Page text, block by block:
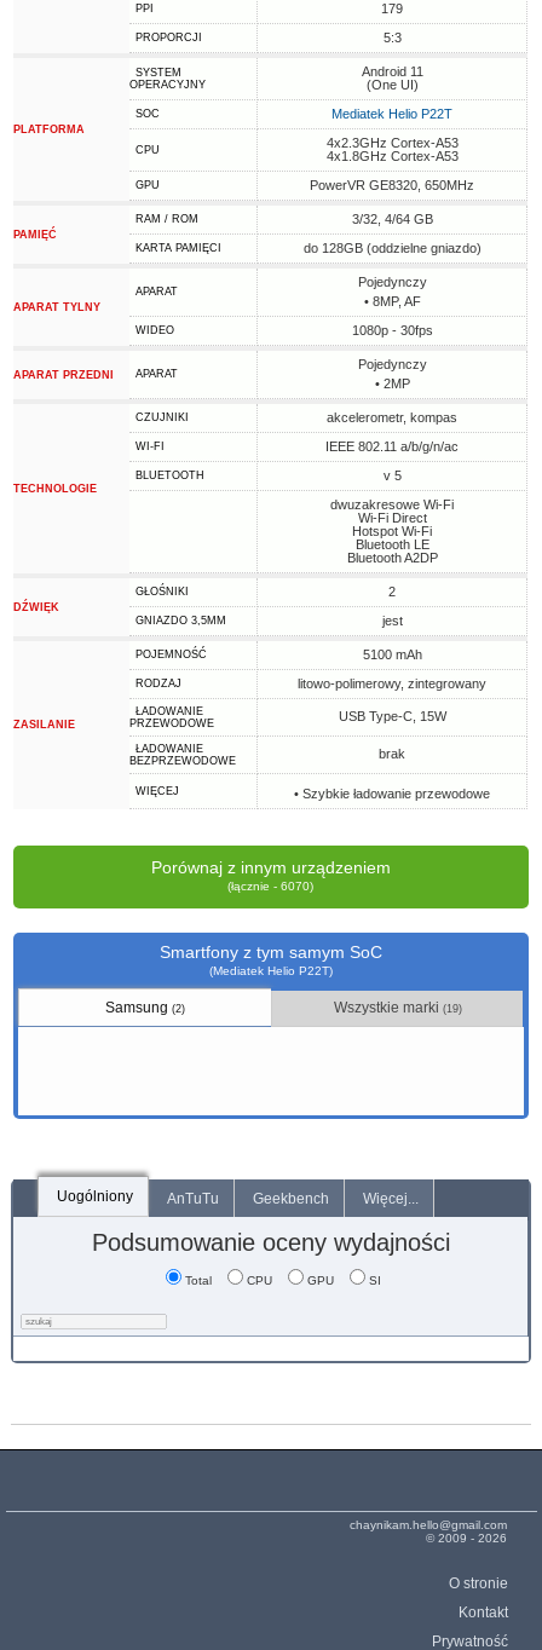
PPI 179
PROPORCJI 5:3
PLATFORMA
SYSTEM
OPERACYJNY
Android 11
(One UI)
SOC Mediatek Helio P22T
CPU
4x2.3GHz Cortex-A53
4x1.8GHz Cortex-A53
GPU PowerVR GE8320, 650MHz
PAMIĘĆ
RAM / ROM 3/32, 4/64 GB
KARTA PAMIĘCI do 128GB (oddzielne gniazdo)
APARAT TYLNY
APARAT
Pojedynczy
• 8MP, AF
WIDEO 1080p - 30fps
APARAT PRZEDNI APARAT
Pojedynczy
• 2MP
TECHNOLOGIE
CZUJNIKI akcelerometr, kompas
WI-FI IEEE 802.11 a/b/g/n/ac
BLUETOOTH
v 5
dwuzakresowe Wi-Fi
Wi-Fi Direct
Hotspot Wi-Fi
Bluetooth LE
Bluetooth A2DP
DŹWIĘK
GŁOŚNIKI 2
GNIAZDO 3,5MM jest
ZASILANIE
POJEMNOŚĆ 5100 mAh
RODZAJ litowo-polimerowy, zintegrowany
ŁADOWANIE
PRZEWODOWE
USB Type-C, 15W
ŁADOWANIE
BEZPRZEWODOWE
brak
WIĘCEJ • Szybkie ładowanie przewodowe
Porównaj z innym urządzeniem
(łącznie - 6070)
Smartfony z tym samym SoC
(Mediatek Helio P22T)
Samsung(2) Wszystkie marki (19)
Uogólniony AnTuTu Geekbench Więcej...
Podsumowanie oceny wydajności
Total CPU GPU SI
chaynikam.hello@gmail.com
© 2009 - 2026
O stronie
Kontakt
Prywatność